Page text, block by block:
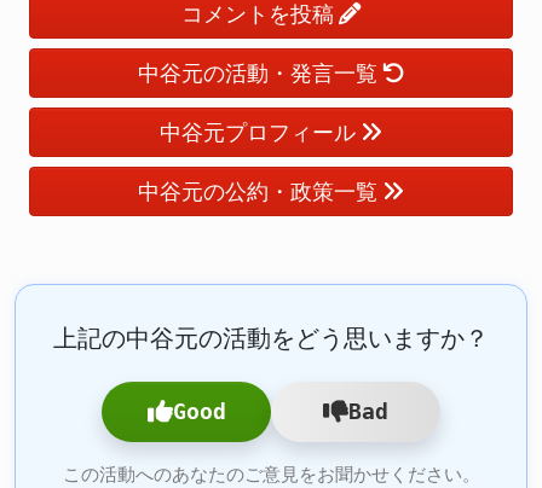
コメントを投稿
中谷元の活動・発言一覧
中谷元プロフィール
中谷元の公約・政策一覧
上記の中谷元の活動をどう思いますか？
Good Bad
この活動へのあなたのご意見をお聞かせください。